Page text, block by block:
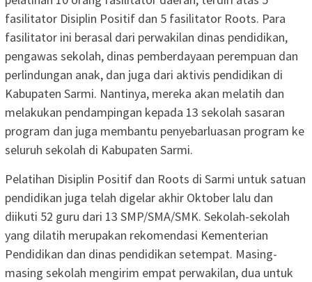
fasilitator Disiplin Positif dan 5 fasilitator Roots. Para
fasilitator ini berasal dari perwakilan dinas pendidikan,
pengawas sekolah, dinas pemberdayaan perempuan dan
perlindungan anak, dan juga dari aktivis pendidikan di
Kabupaten Sarmi. Nantinya, mereka akan melatih dan
melakukan pendampingan kepada 13 sekolah sasaran
program dan juga membantu penyebarluasan program ke
seluruh sekolah di Kabupaten Sarmi.
Pelatihan Disiplin Positif dan Roots di Sarmi untuk satuan
pendidikan juga telah digelar akhir Oktober lalu dan
diikuti 52 guru dari 13 SMP/SMA/SMK. Sekolah-sekolah
yang dilatih merupakan rekomendasi Kementerian
Pendidikan dan dinas pendidikan setempat. Masing-
masing sekolah mengirim empat perwakilan, dua untuk